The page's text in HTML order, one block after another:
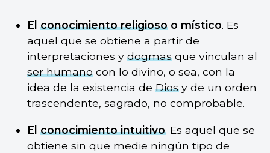
Elconocimiento religiosoo místico. Es
aquel que se obtiene a partir de
interpretaciones ydogmasque vinculan al
ser humanocon lo divino, o sea, con la
idea de la existencia deDiosy de un orden
trascendente, sagrado, no comprobable.
Elconocimiento intuitivo. Es aquel que se
obtiene sin que medie ningún tipo de